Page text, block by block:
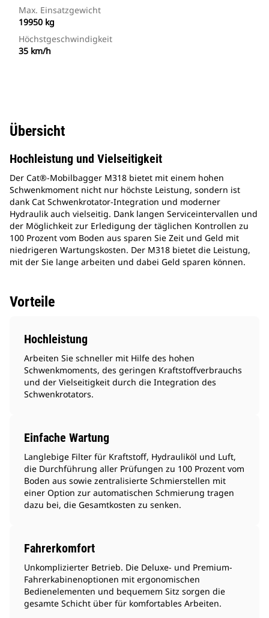
Max. Einsatzgewicht
19950 kg
Höchstgeschwindigkeit
35 km/h
Übersicht
Hochleistung und Vielseitigkeit
Der Cat®-Mobilbagger M318 bietet mit einem hohen
Schwenkmoment nicht nur höchste Leistung, sondern ist
dank Cat Schwenkrotator-Integration und moderner
Hydraulik auch vielseitig. Dank langen Serviceintervallen und
der Möglichkeit zur Erledigung der täglichen Kontrollen zu
100 Prozent vom Boden aus sparen Sie Zeit und Geld mit
niedrigeren Wartungskosten. Der M318 bietet die Leistung,
mit der Sie lange arbeiten und dabei Geld sparen können.
Vorteile
Hochleistung
Arbeiten Sie schneller mit Hilfe des hohen
Schwenkmoments, des geringen Kraftstoffverbrauchs
und der Vielseitigkeit durch die Integration des
Schwenkrotators.
Einfache Wartung
Langlebige Filter für Kraftstoff, Hydrauliköl und Luft,
die Durchführung aller Prüfungen zu 100 Prozent vom
Boden aus sowie zentralisierte Schmierstellen mit
einer Option zur automatischen Schmierung tragen
dazu bei, die Gesamtkosten zu senken.
Fahrerkomfort
Unkomplizierter Betrieb. Die Deluxe- und Premium-
Fahrerkabinenoptionen mit ergonomischen
Bedienelementen und bequemem Sitz sorgen die
gesamte Schicht über für komfortables Arbeiten.